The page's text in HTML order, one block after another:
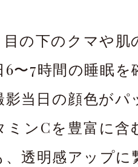
の下のクマや肌
〜7時間の睡眠
当日の顔色がパ
ミンCを豊富に含
透明感アップに